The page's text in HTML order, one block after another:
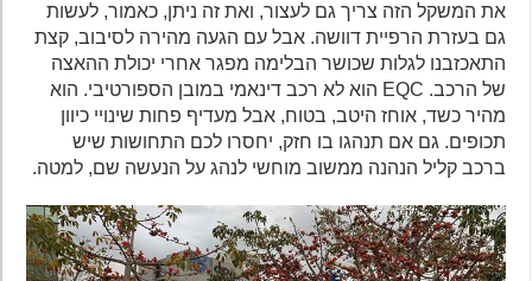
את המשקל הזה צריך גם לעצור, ואת זה ניתן, כאמור, לעשות
גם בעזרת הרפיית דוושה. אבל עם הגעה מהירה לסיבוב, קצת
התאכזבנו לגלות שכושר הבלימה מפגר אחרי יכולת ההאצה
של הרכב. EQC הוא לא רכב דינאמי במובן הספורטיבי. הוא
מהיר כשד, אוחז היטב, בטוח, אבל מעדיף פחות שינויי כיוון
תכופים. גם אם תנהגו בו חזק, יחסרו לכם התחושות שיש
ברכב קליל הנהנה ממשוב מוחשי לנהג על הנעשה שם, למטה.